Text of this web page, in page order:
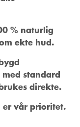
% naturlig
ekte hud.
standard
direkte.
er vår prioritet.